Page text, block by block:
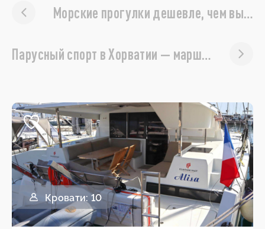
Морские прогулки дешевле, чем вы думаете!
Парусный спорт в Хорватии — маршруты и информация
Кровати: 10